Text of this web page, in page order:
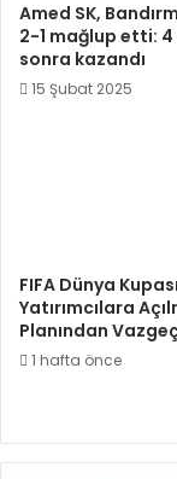
Amed SK,
2-1 mağlup etti:
sonra kazandı
15 Şubat 2025
FIFA Dünya
Yatırımcılara
Planından
1 hafta önce